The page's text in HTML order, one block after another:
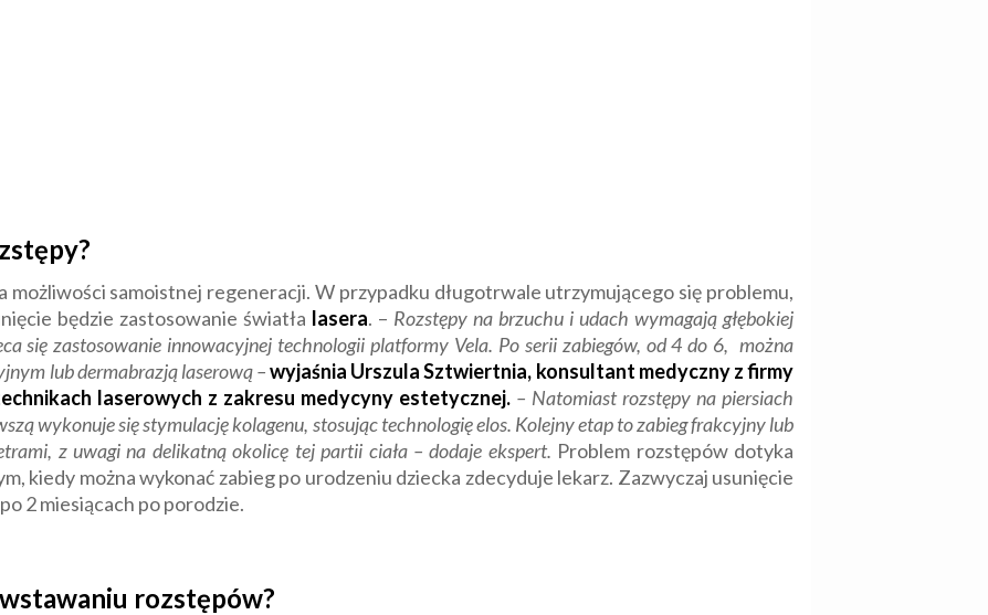
możliwości samoistnej regeneracji. W przypadku długotrwale utrzymującego się problemu,
będzie zastosowanie światła lasera. – Rozstępy na brzuchu i udach wymagają głębokiej
się zastosowanie innowacyjnej technologii platformy Vela. Po serii zabiegów, od 4 do 6, można
lub dermabrazją laserową –wyjaśnia Urszula Sztwiertnia, konsultant medyczny z firmy
laserowych z zakresu medycyny estetycznej. – Natomiast rozstępy na piersiach
wykonuje się stymulację kolagenu, stosując technologię elos. Kolejny etap to zabieg frakcyjny lub
z uwagi na delikatną okolicę tej partii ciała – dodaje ekspert. Problem rozstępów dotyka
kiedy można wykonać zabieg po urodzeniu dziecka zdecyduje lekarz. Zazwyczaj usunięcie
2 miesiącach po porodzie.
rozstępów?